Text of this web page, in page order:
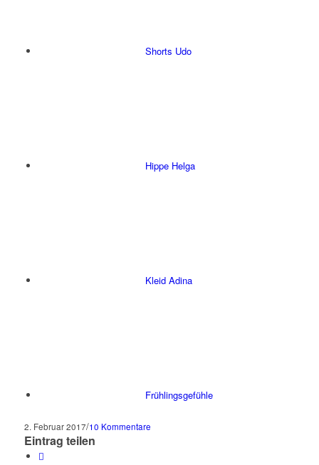
Shorts Udo
Hippe Helga
Kleid Adina
Frühlingsgefühle
2. Februar 2017/10 Kommentare
Eintrag teilen